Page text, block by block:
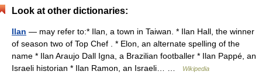
Look at other dictionaries:
Ilan — may refer to:* Ilan, a town in Taiwan. * Ilan Hall, the winner
of season two of Top Chef . * Elon, an alternate spelling of the
name * Ilan Araujo Dall Igna, a Brazilian footballer * Ilan Pappé, an
Israeli historian * Ilan Ramon, an Israeli… …
Wikipedia